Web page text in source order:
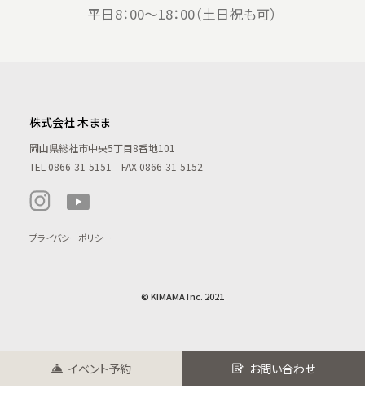
平日8：00〜18：00（土日祝も可）
イベント予約 お問い合わせ
株式会社 木まま
岡山県総社市中央5丁目8番地101
TEL 0866-31-5151 FAX 0866-31-5152
プライバシーポリシー
© KIMAMA Inc. 2021